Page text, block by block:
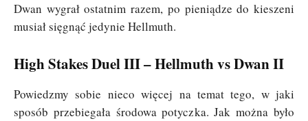
Dwan wygrał ostatnim razem, po pieniądze do kieszeni
musiał sięgnąć jedynie Hellmuth.
High Stakes Duel III – Hellmuth vs Dwan II
Powiedzmy sobie nieco więcej na temat tego, w jaki
sposób przebiegała środowa potyczka. Jak można było